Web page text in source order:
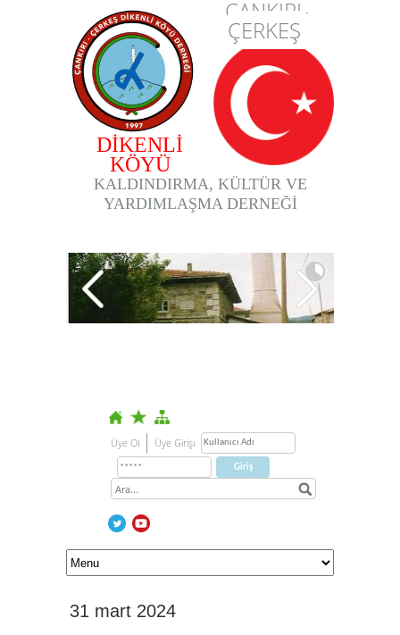
ÇANKIRI-
ÇERKEŞ
DİKENLİ
KÖYÜ
KALDINDIRMA, KÜLTÜR VE
YARDIMLAŞMA DERNEĞİ
Üye Ol Üye Girişi
31 mart 2024